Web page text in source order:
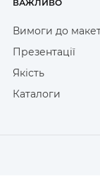
ВАЖЛИВО
Вимоги до
Презентації
Якість
Каталоги